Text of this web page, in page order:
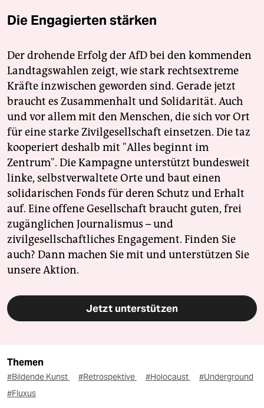
Die Engagierten stärken
Der drohende Erfolg der AfD bei den kommenden
Landtagswahlen zeigt, wie stark rechtsextreme
Kräfte inzwischen geworden sind. Gerade jetzt
braucht es Zusammenhalt und Solidarität. Auch
und vor allem mit den Menschen, die sich vor Ort
für eine starke Zivilgesellschaft einsetzen. Die taz
kooperiert deshalb mit "Alles beginnt im
Zentrum". Die Kampagne unterstützt bundesweit
linke, selbstverwaltete Orte und baut einen
solidarischen Fonds für deren Schutz und Erhalt
auf. Eine offene Gesellschaft braucht guten, frei
zugänglichen Journalismus – und
zivilgesellschaftliches Engagement. Finden Sie
auch? Dann machen Sie mit und unterstützen Sie
unsere Aktion.
Jetzt unterstützen
Themen
#Bildende Kunst #Retrospektive #Holocaust
#Underground
#Fluxus